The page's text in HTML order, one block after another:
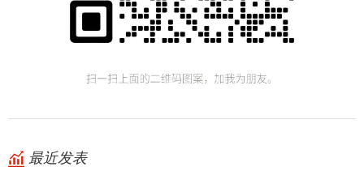
最近发表